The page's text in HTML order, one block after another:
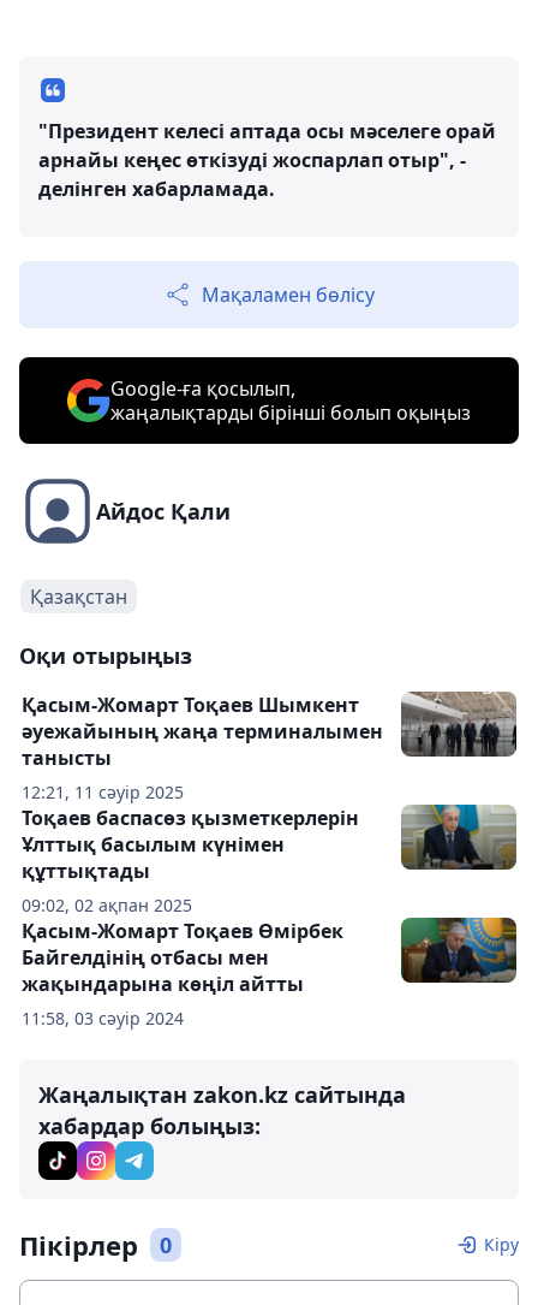
"Президент келесі аптада осы мәселеге орай
арнайы кеңес өткізуді жоспарлап отыр", -
делінген хабарламада.
Мақаламен бөлісу
Google-ға қосылып,
жаңалықтарды бірінші болып оқыңыз
Айдос Қали
Қазақстан
Оқи отырыңыз
12:21, 11 сәуір 2025
Қасым-Жомарт Тоқаев Шымкент
әуежайының жаңа терминалымен
танысты
09:02, 02 ақпан 2025
Тоқаев баспасөз қызметкерлерін
Ұлттық басылым күнімен
құттықтады
11:58, 03 сәуір 2024
Қасым-Жомарт Тоқаев Өмірбек
Байгелдінің отбасы мен
жақындарына көңіл айтты
Жаңалықтан zakon.kz сайтында
хабардар болыңыз:
Пікірлер 0 Кіру